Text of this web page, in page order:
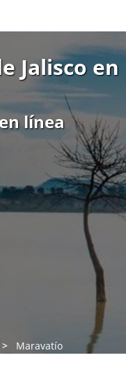
Jalisco en
línea
Maravatío